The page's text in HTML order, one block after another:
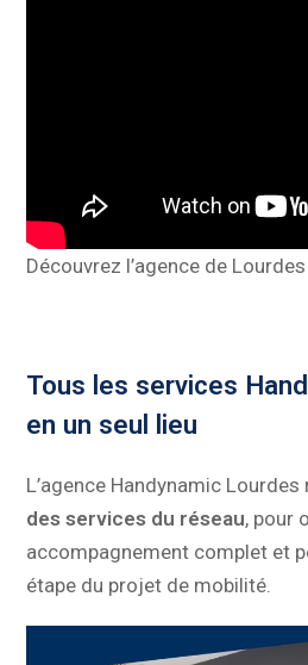
Découvrez l’agence de
Tous les services
en un seul lieu
L’agence Handynamic Lourdes
des services du réseau, pour
accompagnement complet et
étape du projet de mobilité.